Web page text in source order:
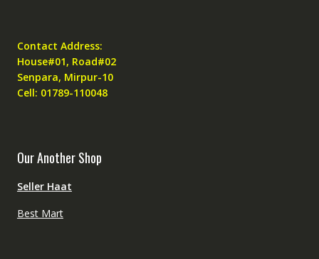
Contact Address:
House#01, Road#02
Senpara, Mirpur-10
Cell: 01789-110048
Our Another Shop
Seller Haat
Best Mart